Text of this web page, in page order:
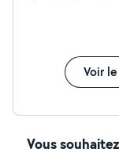
Voir
Vous